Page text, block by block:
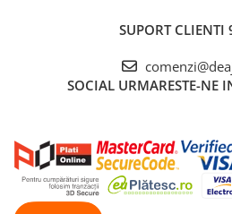
SUPORT CLIENTI
SOCIAL URMARESTE-NE